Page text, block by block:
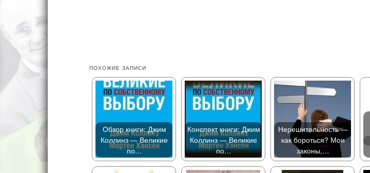
ПОХОЖИЕ ЗАПИСИ
Обзор книги: Джим
Коллинз — Великие
по…
Конспект книги: Джим
Коллинз — Великие
по…
Нерешительность —
как бороться? Мои
законы,…